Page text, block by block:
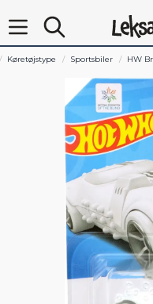
Køretøjstype Sportsbiler HW